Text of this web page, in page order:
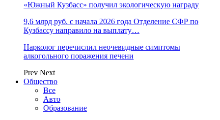
«Южный Кузбасс» получил экологическую награду
9,6 млрд руб. с начала 2026 года Отделение СФР по
Кузбассу направило на выплату…
Нарколог перечислил неочевидные симптомы
алкогольного поражения печени
Prev Next
Общество
Все
Авто
Образование